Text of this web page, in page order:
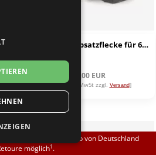
Anna Kern Absatzflecke für 6 cm-Absätze
4,00 EUR
[inkl. 19% MwSt zzgl. Versand]
liefern wir innerhalb von Deutschland
möglich1.